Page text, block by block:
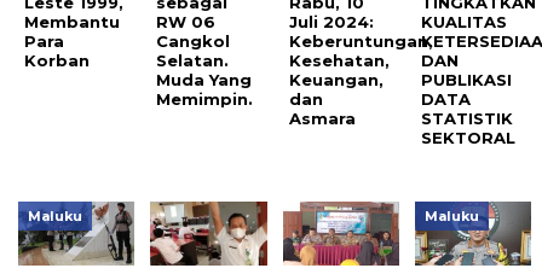
Membantu
Para
Korban
RW 06
Cangkol
Selatan.
Muda Yang
Memimpin.
Juli 2024:
Keberuntungan,
Kesehatan,
Keuangan,
dan
Asmara
KUALITAS
DAN
PUBLIKASI
DATA
STATISTIK
SEKTORAL
Maluku Maluku